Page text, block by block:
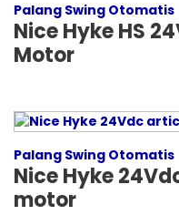
Palang Swing Otomatis
Nice Hyke HS
Motor
Palang Swing Otomatis
Nice Hyke
motor